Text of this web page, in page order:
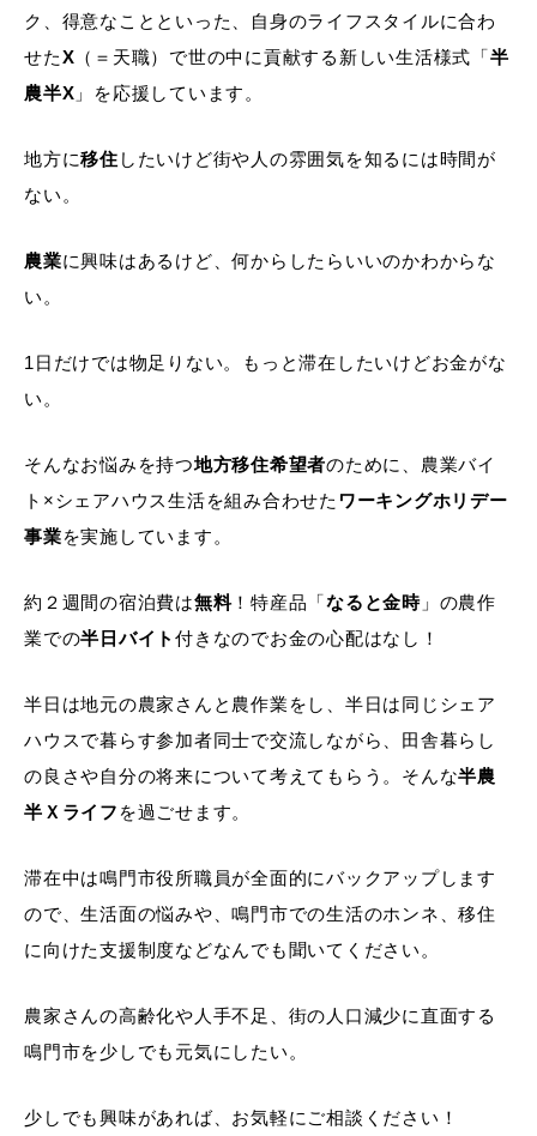
ク、得意なことといった、自身のライフスタイルに合わ
せたX （＝天職）で世の中に貢献する新しい生活様式「半
農半X 」を応援しています。
地方に移住 したいけど街や人の雰囲気を知るには時間が
ない。
農業に興味はあるけど、何からしたらいいのかわからな
い。
1日だけでは物足りない。もっと滞在したいけどお金がな
い。
そんなお悩みを持つ地方移住希望者のために、農業バイ
ト×シェアハウス生活を組み合わせた ワーキングホリデー
事業を実施しています。
約２週間の宿泊費は無料！特産品「なると金時」の農作
業での半日バイト 付きなのでお金の心配はなし！
半日は地元の農家さんと農作業をし、半日は同じシェア
ハウスで暮らす参加者同士で交流しながら、田舎暮らし
の良さや自分の将来について考えてもらう。そんな半農
半Ｘライフ を過ごせます。
滞在中は鳴門市役所職員が全面的にバックアップします
ので、生活面の悩みや、鳴門市での生活のホンネ、移住
に向けた支援制度などなんでも聞いてください。
農家さんの高齢化や人手不足、街の人口減少に直面する
鳴門市を少しでも元気にしたい。
少しでも興味があれば、お気軽にご相談ください！